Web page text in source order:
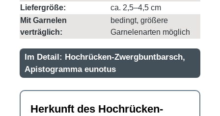
Liefergröße:
ca. 2,5–4,5 cm
Mit Garnelen
verträglich:
bedingt, größere
Garnelenarten möglich
Im Detail: Hochrücken-Zwergbuntbarsch,
Apistogramma eunotus
Herkunft des Hochrücken-